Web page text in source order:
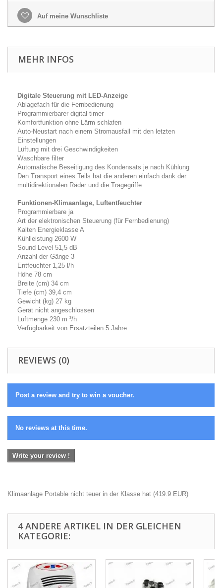
Auf meine Wunschliste
MEHR INFOS
Digitale Steuerung mit LED-Anzeige
Ablagefach für die Fernbedienung
Programmierbarer digital-timer
Komfortfunktion ohne Lärm schlafen
Auto-Neustart nach einem Stromausfall mit den letzten
Einstellungen
Lüftung mit drei Geschwindigkeiten
Waschbare filter
Automatische Beseitigung des Kondensats je nach Kühlung
Den Transport eines Teils hat die anderen einfach dank der
multidirektionalen Räder und die Tragegriffe
Funktionen-Klimaanlage, Luftentfeuchter
Programmierbare ja
Art der elektronischen Steuerung (für Fernbedienung)
Kalten Energieklasse A
Kühlleistung 2600 W
Sound Level 51,5 dB
Anzahl der Gänge 3
Entfeuchter 1,25 l/h
Höhe 78 cm
Breite (cm) 34 cm
Tiefe (cm) 39,4 cm
Gewicht (kg) 27 kg
Gerät nicht angeschlossen
Luftmenge 230 m ³/h
Verfügbarkeit von Ersatzteilen 5 Jahre
REVIEWS (0)
Post a review and try to win a voucher.
No reviews at this time.
Write your review !
Klimaanlage Portable nicht teuer in der Klasse hat (419.9 EUR)
4 ANDERE ARTIKEL IN DER GLEICHEN
KATEGORIE: